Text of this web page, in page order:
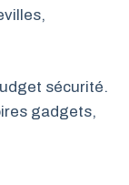
sécurité.
gadgets,